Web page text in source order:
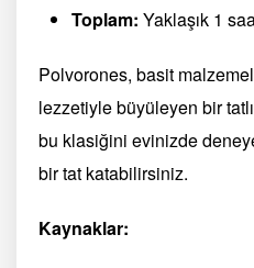
Toplam: Yaklaşık 1
Polvorones, basit
lezzetiyle büyüleyen bir
bu klasiğini evinizde
bir tat katabilirsiniz.
Kaynaklar: